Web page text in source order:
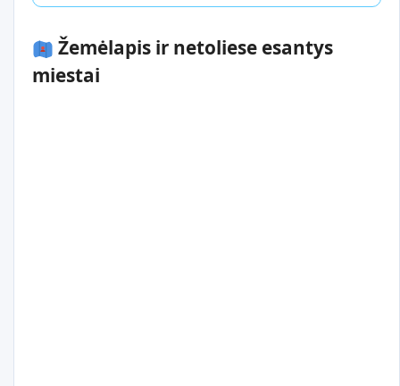
Žemėlapis ir netoliese esantys
miestai